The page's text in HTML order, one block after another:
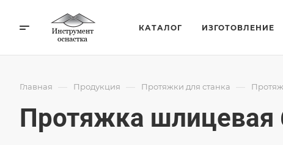
КАТАЛОГ ИЗГОТОВЛЕНИЕ
Главная — Продукция — Протяжки для станка —
Протяжка шлицевая